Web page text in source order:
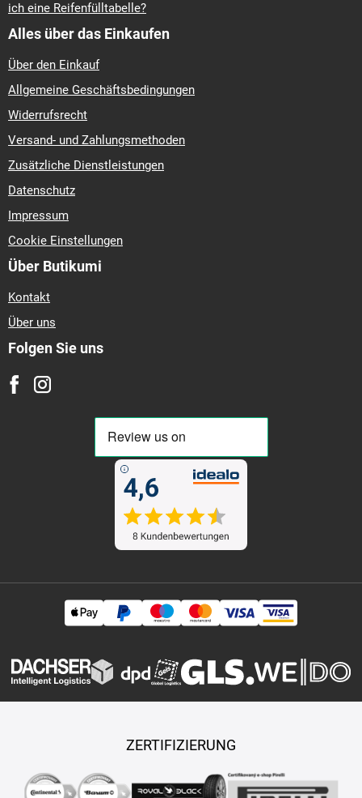
ich eine Reifenfülltabelle?
Alles über das Einkaufen
Über den Einkauf
Allgemeine Geschäftsbedingungen
Widerrufsrecht
Versand- und Zahlungsmethoden
Zusätzliche Dienstleistungen
Datenschutz
Impressum
Cookie Einstellungen
Über Butikumi
Kontakt
Über uns
Folgen Sie uns
ZERTIFIZIERUNG